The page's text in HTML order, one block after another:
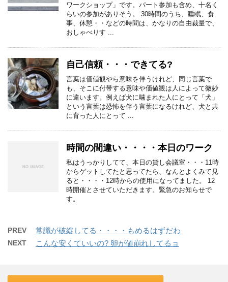
ワークショップ」です。パート参加も含め、十名く
らいの参加がありそう。 30時間のうち、睡眠、食
事、休憩・・などの時間は、かなりの自由裁量で、
おしゃべりす ...
自己信頼・・・できてる?
言葉は価値観やら意味を伴うけれど、同じ言葉で
も、そこに付帯する意味や価値観は人によって微妙
に違います。例えば犬に噛まれた人にとって「犬」
という言葉は恐怖を伴う言葉になるけれど、犬と共
に育った人にとって ...
時間の間違い・・・・本日のワーク
私はうっかりしてて、本日の貸し会議室・・・11時
からゲットしてたと思ってたら、なんとよくみて見
ると・・・・12時からの使用になってました。 12
時開催とさせていただきます。緊急のお知らせで
す。
PREV 常識が破綻してる・・・・もめるはずだわ
NEXT こんな安くていいの? 卵が値崩れしてるョ